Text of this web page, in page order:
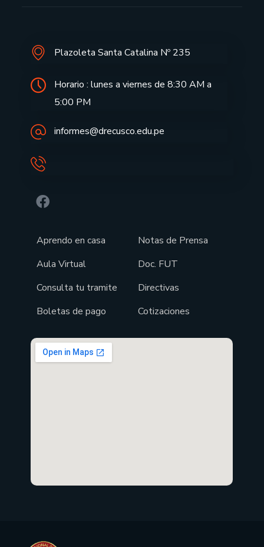
Plazoleta Santa Catalina Nº 235
Horario : lunes a viernes de 8:30 AM a
5:00 PM
informes@drecusco.edu.pe
Aprendo en casa
Aula Virtual
Consulta tu tramite
Boletas de pago
Notas de Prensa
Doc. FUT
Directivas
Cotizaciones